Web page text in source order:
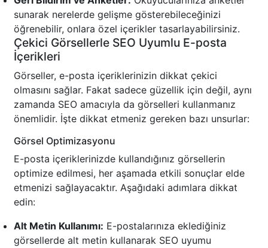
sunarak nerelerde gelişme gösterebileceğinizi
öğrenebilir, onlara özel içerikler tasarlayabilirsiniz.
Çekici Görsellerle SEO Uyumlu E-posta
İçerikleri
Görseller, e-posta içeriklerinizin dikkat çekici
olmasını sağlar. Fakat sadece güzellik için değil, aynı
zamanda SEO amacıyla da görselleri kullanmanız
önemlidir. İşte dikkat etmeniz gereken bazı unsurlar:
Görsel Optimizasyonu
E-posta içeriklerinizde kullandığınız görsellerin
optimize edilmesi, her aşamada etkili sonuçlar elde
etmenizi sağlayacaktır. Aşağıdaki adımlara dikkat
edin:
Alt Metin Kullanımı: E-postalarınıza eklediğiniz
görsellerde alt metin kullanarak SEO uyumu